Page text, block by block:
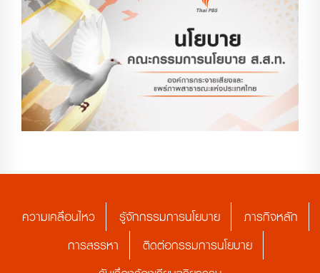
ความเคลื่อนไหว รู้จักกรรมการนโยบาย
ภารกิจหลัก
การสรรหา
ติดต่อกรรมการนโยบาย